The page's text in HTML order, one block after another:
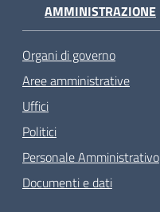
AMMINISTRAZIONE
Organi di governo
Aree amministrative
Uffici
Politici
Personale Amministrativo
Documenti e dati